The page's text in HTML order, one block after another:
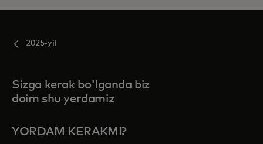
2025-yil
Sizga kerak bo'lganda biz
doim shu yerdamiz
YORDAM KERAKMI?